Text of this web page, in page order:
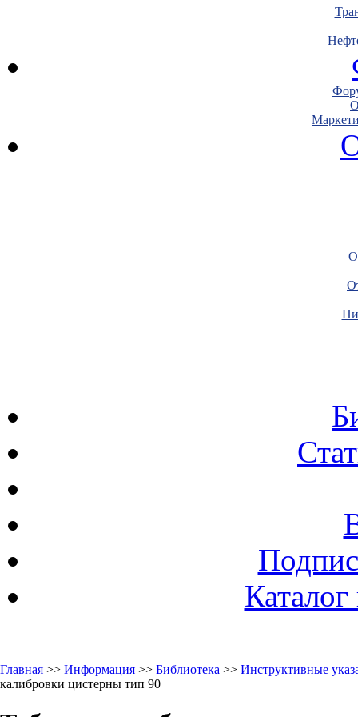
Главная >> Информация >> Библиотека >> Инструктивные
калибровки цистерны тип 90